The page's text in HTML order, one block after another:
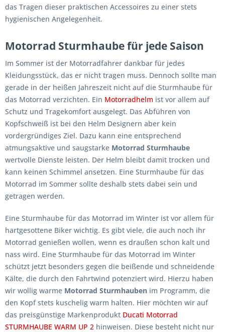
das Tragen dieser praktischen Accessoires zu einer stets
hygienischen Angelegenheit.
Motorrad Sturmhaube für jede Saison
Im Sommer ist der Motorradfahrer dankbar für jedes
Kleidungsstück, das er nicht tragen muss. Dennoch sollte man
gerade in der heißen Jahreszeit nicht auf die Sturmhaube für
das Motorrad verzichten. Ein Motorradhelm ist vor allem auf
Schutz und Tragekomfort ausgelegt. Das Abführen von
Kopfschweiß ist bei den Helm Designern aber kein
vordergründiges Ziel. Dazu kann eine entsprechend
atmungsaktive und saugstarke Motorrad Sturmhaube
wertvolle Dienste leisten. Der Helm bleibt damit trocken und
kann keinen Schimmel ansetzen. Eine Sturmhaube für das
Motorrad im Sommer sollte deshalb stets dabei sein und
getragen werden.
Eine Sturmhaube für das Motorrad im Winter ist vor allem für
hartgesottene Biker wichtig. Es gibt viele, die auch noch ihr
Motorrad genießen wollen, wenn es draußen schon kalt und
nass wird. Eine Sturmhaube für das Motorrad im Winter
schützt jetzt besonders gegen die beißende und schneidende
Kälte, die durch den Fahrtwind potenziert wird. Hierzu haben
wir wollig warme Motorrad Sturmhauben im Programm, die
den Kopf stets kuschelig warm halten. Hier möchten wir auf
das preisgünstige Markenprodukt Ducati Motorrad
STURMHAUBE WARM UP 2 hinweisen. Diese besteht nicht nur